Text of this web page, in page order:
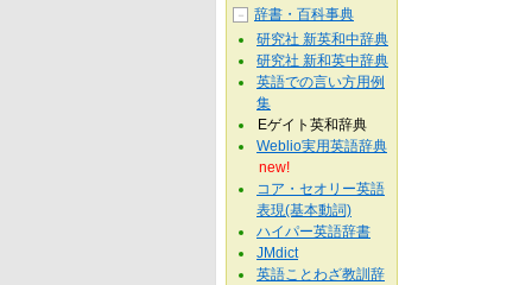
－
辞書・百科事典
研究社 新英和中辞典
研究社 新和英中辞典
英語での言い方用例
集
Eゲイト英和辞典
Weblio実用英語辞典
new!
コア・セオリー英語
表現(基本動詞)
ハイパー英語辞書
JMdict
英語ことわざ教訓辞